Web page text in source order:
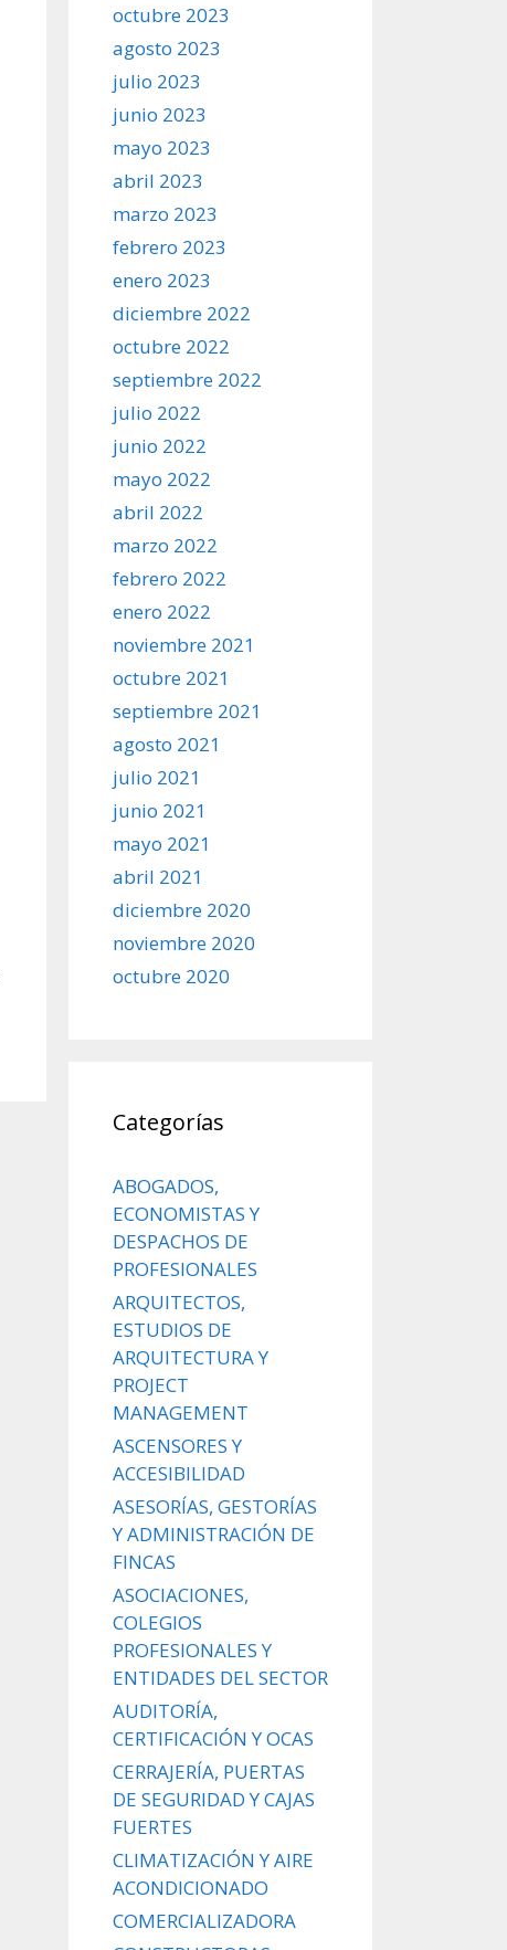
octubre 2023
agosto 2023
julio 2023
junio 2023
mayo 2023
abril 2023
marzo 2023
febrero 2023
enero 2023
diciembre 2022
octubre 2022
septiembre 2022
julio 2022
junio 2022
mayo 2022
abril 2022
marzo 2022
febrero 2022
enero 2022
noviembre 2021
octubre 2021
septiembre 2021
agosto 2021
julio 2021
junio 2021
mayo 2021
abril 2021
diciembre 2020
noviembre 2020
octubre 2020
Categorías
ABOGADOS,
ECONOMISTAS Y
DESPACHOS DE
PROFESIONALES
ARQUITECTOS,
ESTUDIOS DE
ARQUITECTURA Y
PROJECT
MANAGEMENT
ASCENSORES Y
ACCESIBILIDAD
ASESORÍAS, GESTORÍAS
Y ADMINISTRACIÓN DE
FINCAS
ASOCIACIONES,
COLEGIOS
PROFESIONALES Y
ENTIDADES DEL SECTOR
AUDITORÍA,
CERTIFICACIÓN Y OCAS
CERRAJERÍA, PUERTAS
DE SEGURIDAD Y CAJAS
FUERTES
CLIMATIZACIÓN Y AIRE
ACONDICIONADO
COMERCIALIZADORA